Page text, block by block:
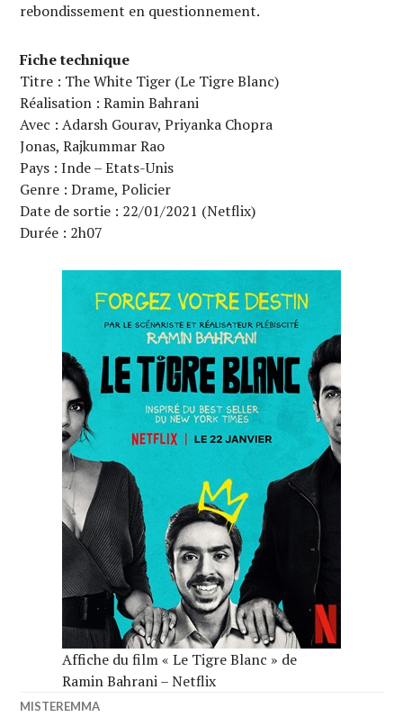
rebondissement en questionnement.
Fiche technique
Titre : The White Tiger (Le Tigre Blanc)
Réalisation : Ramin Bahrani
Avec : Adarsh Gourav, Priyanka Chopra
Jonas, Rajkummar Rao
Pays : Inde – Etats-Unis
Genre : Drame, Policier
Date de sortie : 22/01/2021 (Netflix)
Durée : 2h07
Affiche du film « Le Tigre Blanc » de
Ramin Bahrani – Netflix
MISTEREMMA